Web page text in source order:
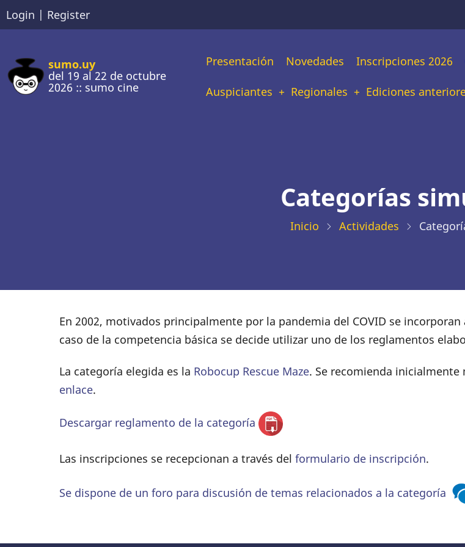
Pasar
al
principal
Login | Register
sumo.uy
del 19 al 22 de octubre
2026 :: sumo cine
Main
navigation
Presentación Novedades Inscripciones 2026
Auspiciantes Regionales Ediciones
Categorías
Inicio Actividades
En 2002, motivados principalmente por la pandemia del COVID se
caso de la competencia básica se decide utilizar uno de los reglamentos
La categoría elegida es la Robocup Rescue Maze. Se recomienda
enlace.
Descargar reglamento de la categoría
Las inscripciones se recepcionan a través del formulario de inscripción.
Se dispone de un foro para discusión de temas relacionados a la categoría